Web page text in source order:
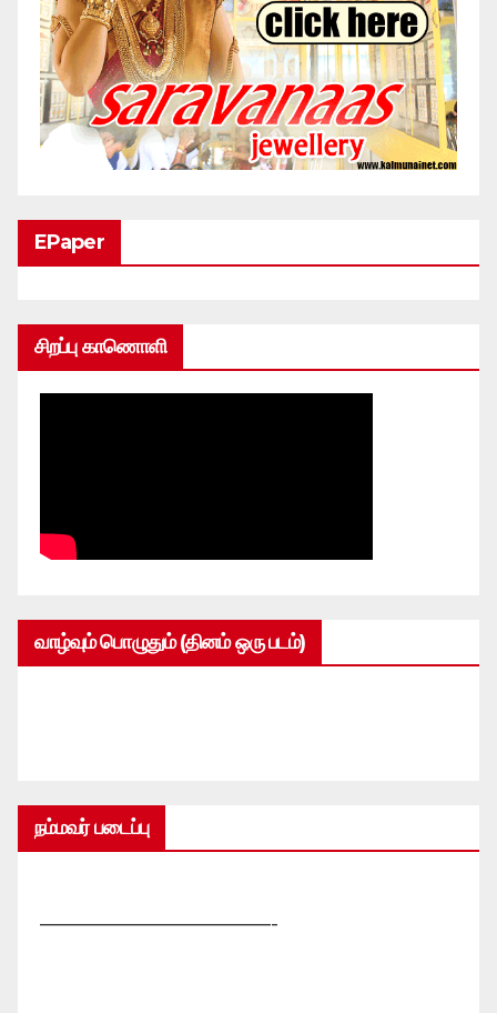
EPaper
சிறப்பு காணொளி
வாழ்வும் பொழுதும் (தினம் ஒரு படம்)
நம்மவர் படைப்பு
—————————————-